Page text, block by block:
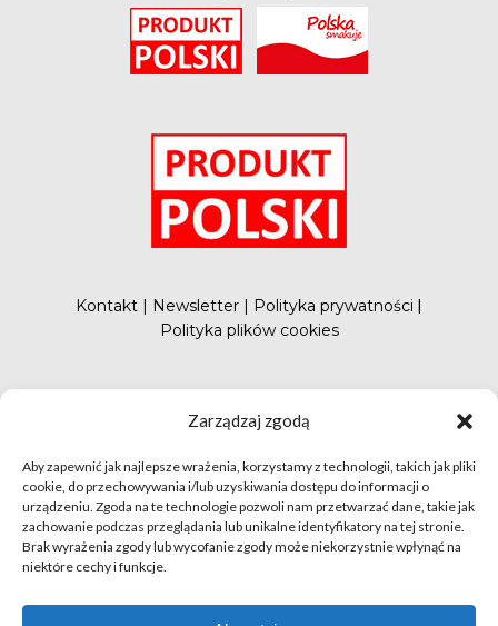
Zarządzaj zgodą
Aby zapewnić jak najlepsze wrażenia, korzystamy z technologii, takich jak pliki
cookie, do przechowywania i/lub uzyskiwania dostępu do informacji o
urządzeniu. Zgoda na te technologie pozwoli nam przetwarzać dane, takie jak
zachowanie podczas przeglądania lub unikalne identyfikatory na tej stronie.
Brak wyrażenia zgody lub wycofanie zgody może niekorzystnie wpłynąć na
niektóre cechy i funkcje.
Kontakt | Newsletter | Polityka prywatności |
Polityka plików cookies
zastrzeżone | realizacjaHillnet